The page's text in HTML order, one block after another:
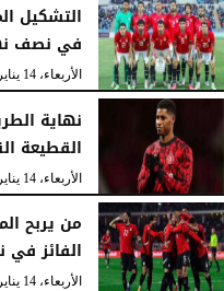
التشكيل
في نصف
الأربعاء، 14 يناير 2026
نهاية
القطيعة
الأربعاء، 14 يناير 2026
من يربح
الفائز
الأربعاء، 14 يناير 2026